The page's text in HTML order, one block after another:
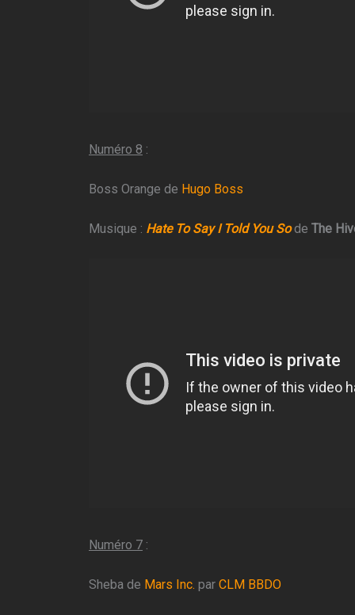
Numéro 8 :
Boss Orange de Hugo Boss
Musique : Hate To Say I Told You Sode The
Numéro 7 :
Sheba de Mars Inc. par CLM BBDO